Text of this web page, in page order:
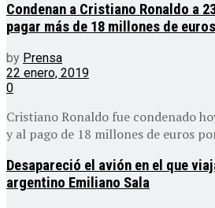
Condenan a Cristiano Ronaldo a
pagar más de 18 millones de
by Prensa
22 enero, 2019
0
Cristiano Ronaldo fue condenado
y al pago de 18 millones de euros
Desapareció el avión en el que
argentino Emiliano Sala